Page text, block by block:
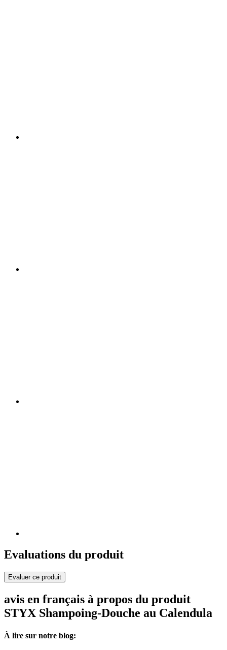
Evaluations du produit
Evaluer ce produit
avis en français à propos du produit
STYX Shampoing-Douche au Calendula
À lire sur notre blog: